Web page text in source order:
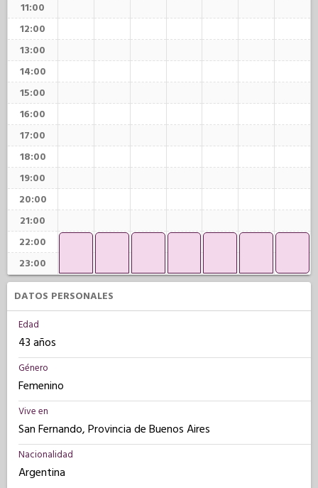
11:00
12:00
13:00
14:00
15:00
16:00
17:00
18:00
19:00
20:00
21:00
22:00
23:00
DATOS PERSONALES
Edad
43 años
Género
Femenino
Vive en
San Fernando, Provincia de Buenos Aires
Nacionalidad
Argentina